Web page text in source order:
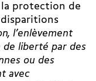
protection de
l’enlèvement
liberté par des
ou des
avec